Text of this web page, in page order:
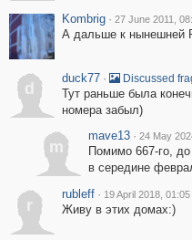
Kombrig · 27 June 2011,
А дальше к нынешней
d
duck77 · Discussed
Тут раньше была
номера забыл)
m
mave13 · 24 May
Помимо 667-го,
в середине
r
rubleff · 19 April 2018, 01:05
Живу в этих домах:)